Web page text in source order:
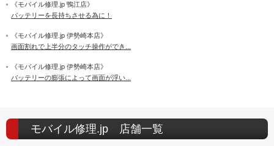
《モバイル修理.jp 鴨江店》
バッテリーを長持ちさせる為に！
《モバイル修理.jp 伊勢崎本店》
画面割れで上半分のタッチ操作ができ...
《モバイル修理.jp 伊勢崎本店》
バッテリーの膨張によって画面が浮い...
モバイル修理.jp 店舗一覧